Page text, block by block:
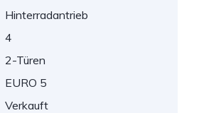
Hinterradantrieb
4
2-Türen
EURO 5
Verkauft